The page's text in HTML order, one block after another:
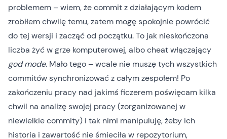
problemem – wiem, że commit z działającym kodem
zrobiłem chwilę temu, zatem mogę spokojnie powrócić
do tej wersji i zacząć od początku. To jak nieskończona
liczba żyć w grze komputerowej, albo cheat włączający
god mode. Mało tego – wcale nie muszę tych wszystkich
commitów synchronizować z całym zespołem! Po
zakończeniu pracy nad jakimś ficzerem poświęcam kilka
chwil na analizę swojej pracy (zorganizowanej w
niewielkie commity) i tak nimi manipuluję, żeby ich
historia i zawartość nie śmieciła w repozytorium,